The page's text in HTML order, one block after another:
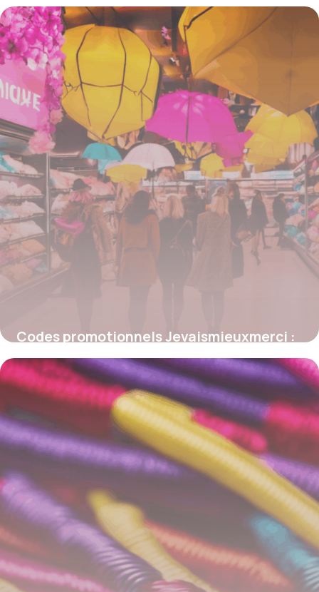
maximiser vos économies sur le
déodorant naturel
4 juillet 2025
Codes promotionnels Jevaismieuxmerci :
comment optimiser vos achats bien-être
et beauté
4 juillet 2025